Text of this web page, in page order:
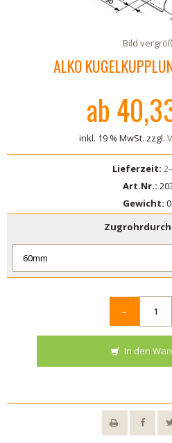
Bild
ALKO
ab
inkl. 19 % MwSt. zzgl.
Lieferzeit:
Art.Nr.:
Gewicht:
–
In den